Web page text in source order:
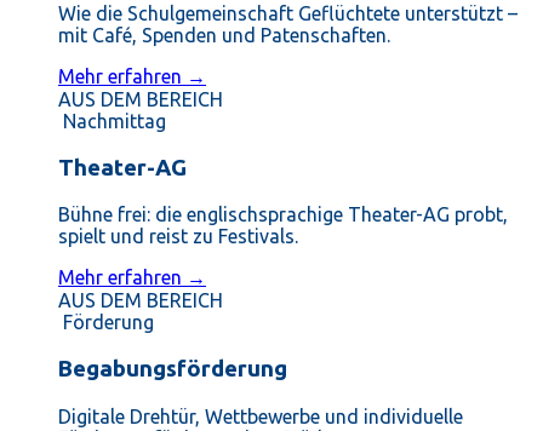
Wie die Schulgemeinschaft Geflüchtete unterstützt –
mit Café, Spenden und Patenschaften.
Mehr erfahren →
AUS DEM BEREICH
Nachmittag
Theater-AG
Bühne frei: die englischsprachige Theater-AG probt,
spielt und reist zu Festivals.
Mehr erfahren →
AUS DEM BEREICH
Förderung
Begabungsförderung
Digitale Drehtür, Wettbewerbe und individuelle